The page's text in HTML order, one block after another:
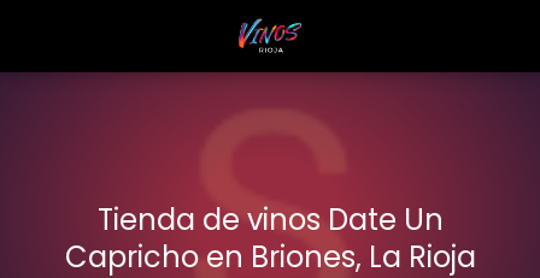
Tienda de vinos Date Un
Capricho en Briones, La Rioja